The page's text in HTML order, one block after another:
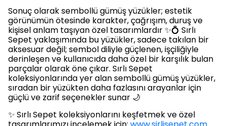
Sonuç olarak sembollü gümüş yüzükler; estetik
görünümün ötesinde karakter, çağrışım, duruş ve
kişisel anlam taşıyan özel tasarımlardır ✨💍 Sırlı
Sepet yaklaşımında bu yüzükler, sadece takılan bir
aksesuar değil; sembol diliyle güçlenen, işçiliğiyle
derinleşen ve kullanıcıda daha özel bir karşılık bulan
parçalar olarak öne çıkar. Sırlı Sepet
koleksiyonlarında yer alan sembollü gümüş yüzükler,
sıradan bir yüzükten daha fazlasını arayanlar için
güçlü ve zarif seçenekler sunar 🌙
✨ Sırlı Sepet koleksiyonlarını keşfetmek ve özel